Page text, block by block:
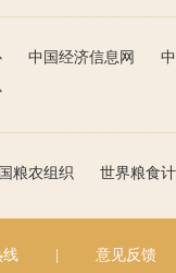
中国经济信息网
粮农组织 世界粮食
线
意见反馈